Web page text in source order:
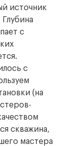
источник
с
с
(на
скважина,
мастера